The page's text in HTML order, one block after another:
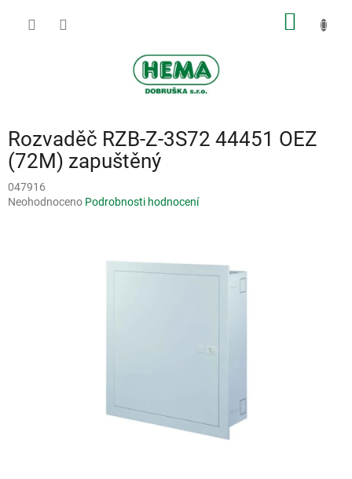
Rozvaděč RZB-Z-3S72 44451 OEZ
(72M) zapuštěný
047916
Průměrné
Neohodnoceno Podrobnosti hodnocení